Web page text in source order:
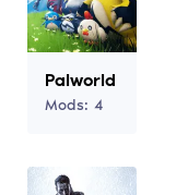
Palworld
Mods: 4